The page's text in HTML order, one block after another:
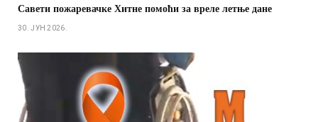
Савети пожаревачке Хитне помоћи за вреле летње дане
30. ЈУН 2026.